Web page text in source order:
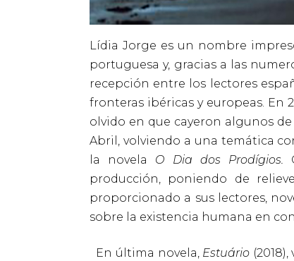
Lídia Jorge es un nombre
portuguesa y, gracias a las
recepción entre los lectores
fronteras ibéricas y europeas. En
olvido en que cayeron algunos
Abril, volviendo a una temática
la novela O Dia dos Prodígios.
producción, poniendo de
proporcionado a sus lectores,
sobre la existencia humana en
En última novela, Estuário